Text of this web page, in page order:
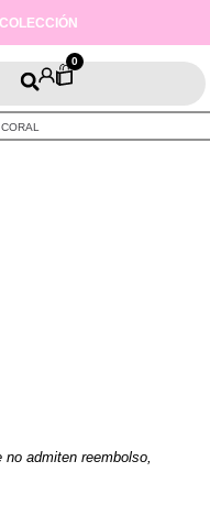
A PARTIR DE 100€
0
admiten reembolso,